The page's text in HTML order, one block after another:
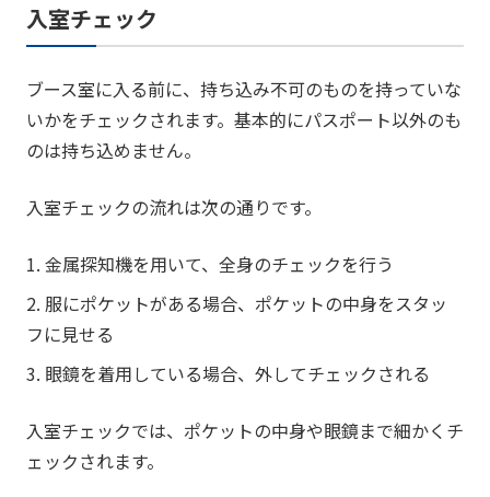
入室チェック
ブース室に入る前に、持ち込み不可のものを持っていな
いかをチェックされます。基本的にパスポート以外のも
のは持ち込めません。
入室チェックの流れは次の通りです。
1. 金属探知機を用いて、全身のチェックを行う
2. 服にポケットがある場合、ポケットの中身をスタッ
フに見せる
3. 眼鏡を着用している場合、外してチェックされる
入室チェックでは、ポケットの中身や眼鏡まで細かくチ
ェックされます。